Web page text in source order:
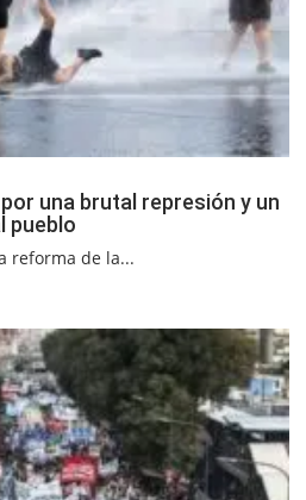
una brutal represión y un
pueblo
reforma de la...